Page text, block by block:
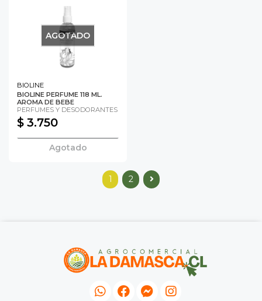
AGOTADO
BIOLINE
BIOLINE PERFUME 118 ML.
AROMA DE BEBE
PERFUMES Y DESODORANTES
$ 3.750
Agotado
1 2